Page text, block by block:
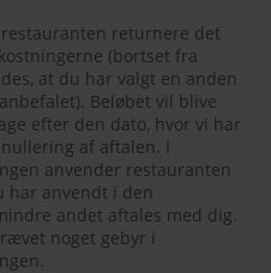
returnere det
(bortset fra
at du har valgt en anden
Beløbet vil blive
efter den dato, hvor vi har
af aftalen. I
anvender restauranten
har anvendt i den
andet aftales med dig.
noget gebyr i